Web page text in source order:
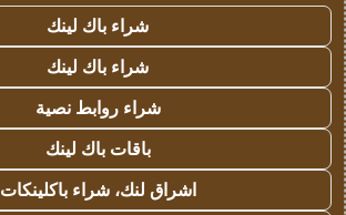
شراء باك لينك
شراء باك لينك
شراء روابط نصية
باقات باك لينك
اشراق لنك، شراء باكلينكات